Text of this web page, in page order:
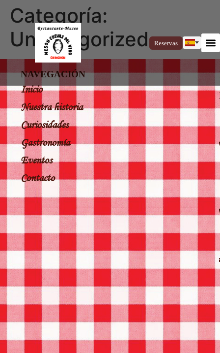
Reservas
Categoría:
Uncategorized
NAVEGACIÓN
Inicio
Nuestra historia
Curiosidades
Gastronomía
Eventos
Contacto